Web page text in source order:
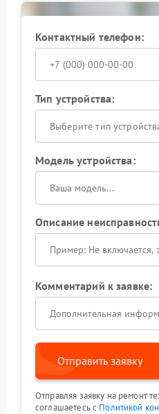
Контактный телефон:
Тип устройства:
Выберите тип
Модель устройства:
Описание
Комментарий к заявке:
Отправить заявку
Отправляя заявку на ремонт
соглашаетесь с Политикой